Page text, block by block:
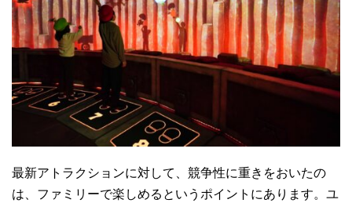
最新アトラクションに対して、競争性に重きをおいたの
は、ファミリーで楽しめるというポイントにあります。ユ